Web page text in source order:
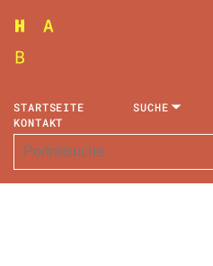
STARTSEITE SUCHE
KONTAKT